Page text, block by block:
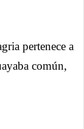
pertenece a
común,